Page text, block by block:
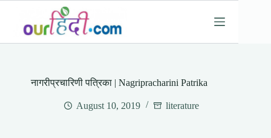
content
नागरीप्रचारिणी पत्रिका | Nagripracharini Patrika
August 10, 2019 literature